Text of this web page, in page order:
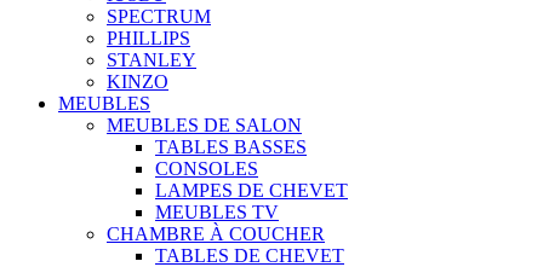
SPECTRUM
PHILLIPS
STANLEY
KINZO
MEUBLES
MEUBLES DE SALON
TABLES BASSES
CONSOLES
LAMPES DE CHEVET
MEUBLES TV
CHAMBRE À COUCHER
TABLES DE CHEVET